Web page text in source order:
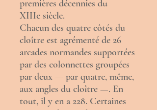
premières décennies du
XIIIe siècle.
Chacun des quatre côtés du
cloître est agrémenté de 26
arcades normandes supportées
par des colonnettes groupées
par deux — par quatre, même,
aux angles du cloître —. En
tout, il y en a 228. Certaines